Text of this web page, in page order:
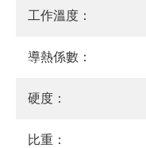
工作溫度：
導熱係數：
硬度：
比重：